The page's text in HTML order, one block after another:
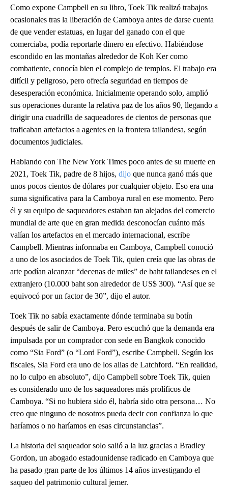
Como expone Campbell en su libro, Toek Tik realizó trabajos
ocasionales tras la liberación de Camboya antes de darse cuenta
de que vender estatuas, en lugar del ganado con el que
comerciaba, podía reportarle dinero en efectivo. Habiéndose
escondido en las montañas alrededor de Koh Ker como
combatiente, conocía bien el complejo de templos. El trabajo era
difícil y peligroso, pero ofrecía seguridad en tiempos de
desesperación económica. Inicialmente operando solo, amplió
sus operaciones durante la relativa paz de los años 90, llegando a
dirigir una cuadrilla de saqueadores de cientos de personas que
traficaban artefactos a agentes en la frontera tailandesa, según
documentos judiciales.
Hablando con The New York Times poco antes de su muerte en
2021, Toek Tik, padre de 8 hijos, dijo que nunca ganó más que
unos pocos cientos de dólares por cualquier objeto. Eso era una
suma significativa para la Camboya rural en ese momento. Pero
él y su equipo de saqueadores estaban tan alejados del comercio
mundial de arte que en gran medida desconocían cuánto más
valían los artefactos en el mercado internacional, escribe
Campbell. Mientras informaba en Camboya, Campbell conoció
a uno de los asociados de Toek Tik, quien creía que las obras de
arte podían alcanzar “decenas de miles” de baht tailandeses en el
extranjero (10.000 baht son alrededor de US$ 300). “Así que se
equivocó por un factor de 30”, dijo el autor.
Toek Tik no sabía exactamente dónde terminaba su botín
después de salir de Camboya. Pero escuchó que la demanda era
impulsada por un comprador con sede en Bangkok conocido
como “Sia Ford” (o “Lord Ford”), escribe Campbell. Según los
fiscales, Sia Ford era uno de los alias de Latchford. “En realidad,
no lo culpo en absoluto”, dijo Campbell sobre Toek Tik, quien
es considerado uno de los saqueadores más prolíficos de
Camboya. “Si no hubiera sido él, habría sido otra persona… No
creo que ninguno de nosotros pueda decir con confianza lo que
haríamos o no haríamos en esas circunstancias”.
La historia del saqueador solo salió a la luz gracias a Bradley
Gordon, un abogado estadounidense radicado en Camboya que
ha pasado gran parte de los últimos 14 años investigando el
saqueo del patrimonio cultural jemer.